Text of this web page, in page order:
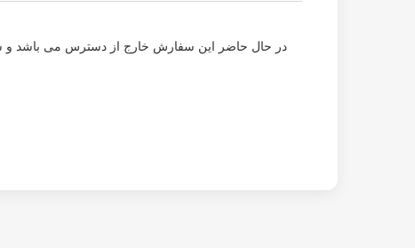
در حال حاضر این سفارش خارج از دسترس می باشد و